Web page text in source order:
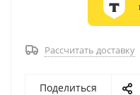
Рассчитать доставку
Поделиться